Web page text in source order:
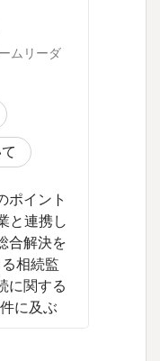
ムリーダ
ポイント
と連携し
合解決を
相続監
に関する
に及ぶ